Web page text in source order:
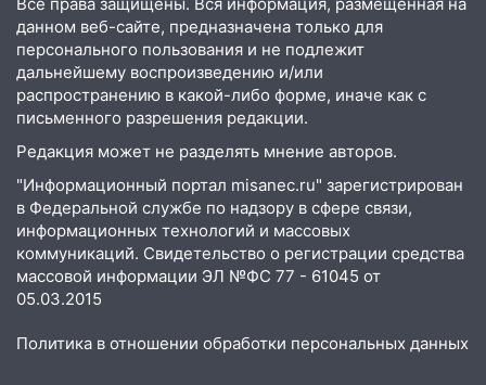
данном веб-сайте, предназначена только для
персонального пользования и не подлежит
дальнейшему воспроизведению и/или
распространению в какой-либо форме, иначе как с
письменного разрешения редакции.
Редакция может не разделять мнение авторов.
"Информационный портал misanec.ru" зарегистрирован
в Федеральной службе по надзору в сфере связи,
информационных технологий и массовых
коммуникаций. Свидетельство о регистрации средства
массовой информации ЭЛ №ФС 77 - 61045 от
05.03.2015
Политика в отношении обработки персональных данных